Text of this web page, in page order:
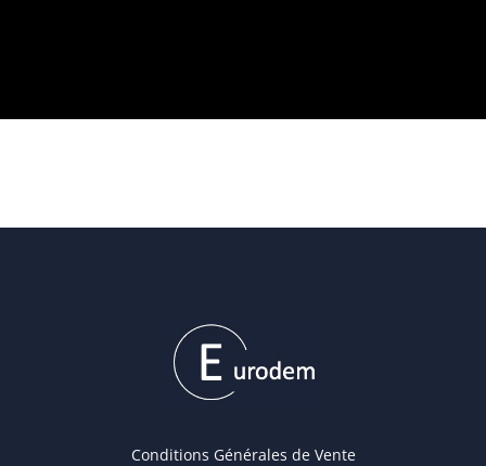
Conditions Générales de Vente